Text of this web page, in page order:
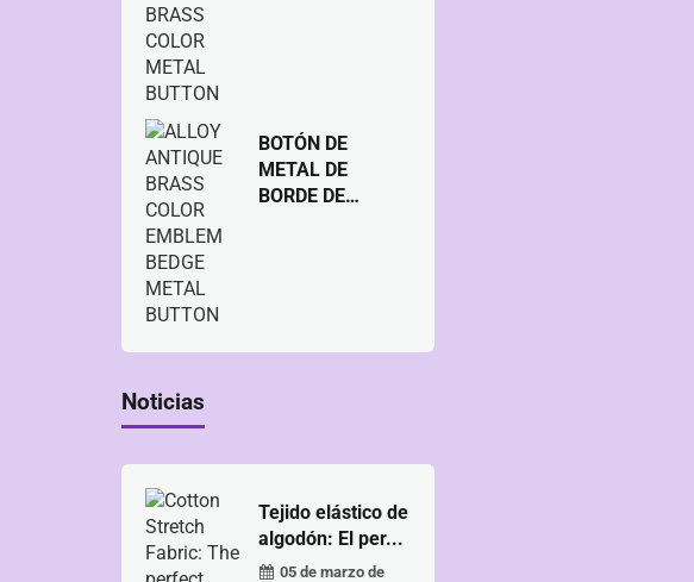
BOTÓN DE
METAL DE
BORDE DE
Noticias
Tejido elástico de
algodón: El per...
05 de marzo de